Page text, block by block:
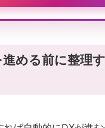
める前に整理